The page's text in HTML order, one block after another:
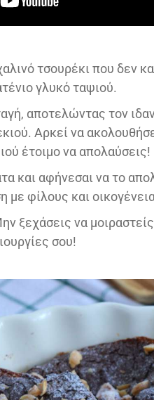
τσουρέκι που δεν
γλυκό ταψιού.
αποτελώντας τον
Αρκεί να
έτοιμο να απολαύσεις!
και αφήνεσαι να το
με φίλους και
ξεχάσεις να
σου!